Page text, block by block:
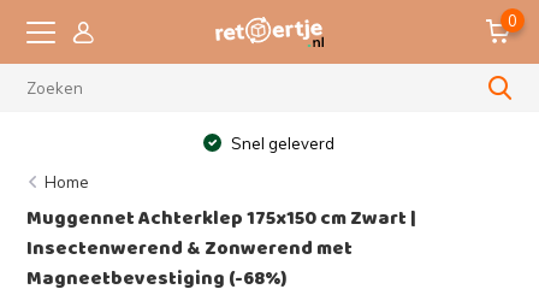
0
Snel geleverd
Home
Muggennet Achterklep 175x150 cm Zwart |
Insectenwerend & Zonwerend met
Magneetbevestiging (-68%)